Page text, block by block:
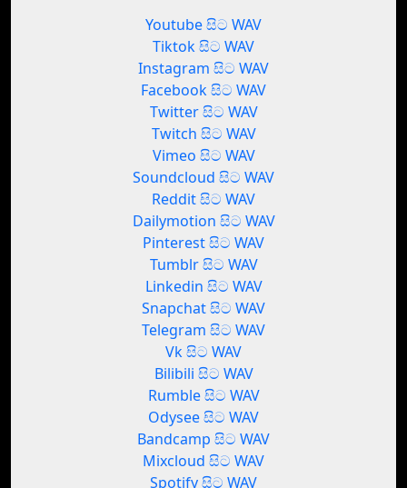
Youtube සිට WAV
Tiktok සිට WAV
Instagram සිට WAV
Facebook සිට WAV
Twitter සිට WAV
Twitch සිට WAV
Vimeo සිට WAV
Soundcloud සිට WAV
Reddit සිට WAV
Dailymotion සිට WAV
Pinterest සිට WAV
Tumblr සිට WAV
Linkedin සිට WAV
Snapchat සිට WAV
Telegram සිට WAV
Vk සිට WAV
Bilibili සිට WAV
Rumble සිට WAV
Odysee සිට WAV
Bandcamp සිට WAV
Mixcloud සිට WAV
Spotify සිට WAV